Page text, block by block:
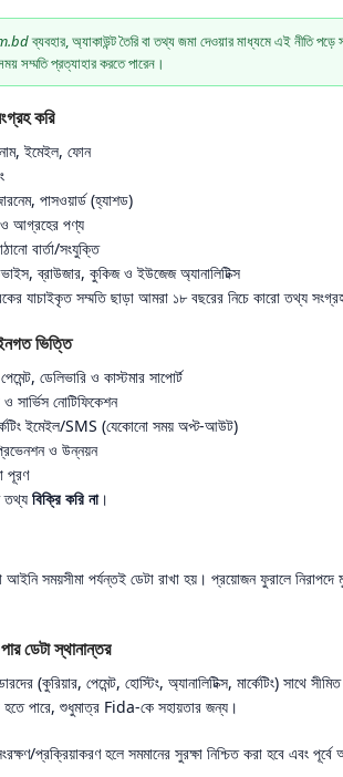
ব্যবহার, অ্যাকাউন্ট তৈরি বা তথ্য জমা দেওয়ার মাধ্যমে এই নীতি পড়ে
সম্মতি প্রত্যাহার করতে পারেন।
করি
ইমেইল, ফোন
পাসওয়ার্ড (হ্যাশড)
ও আগ্রহের পণ্য
বার্তা/সংযুক্তি
ব্রাউজার, কুকিজ ও ইউজেজ অ্যানালিটিক্স
যাচাইকৃত সম্মতি ছাড়া আমরা ১৮ বছরের নিচে কারো তথ্য
ভিত্তি
ডেলিভারি ও কাস্টমার সাপোর্ট
ও সার্ভিস নোটিফিকেশন
ইমেইল/SMS (যেকোনো সময় অপ্ট-আউট)
ও উন্নয়ন
পূরণ
তথ্য বিক্রি করি না।
সময়সীমা পর্যন্তই ডেটা রাখা হয়। প্রয়োজন ফুরালে নিরাপদে
ডেটা স্থানান্তর
(কুরিয়ার, পেমেন্ট, হোস্টিং, অ্যানালিটিক্স, মার্কেটিং) সাথে
হতে পারে, শুধুমাত্র Fida-কে সহায়তার জন্য।
প্রক্রিয়াকরণ হলে সমমানের সুরক্ষা নিশ্চিত করা হবে এবং